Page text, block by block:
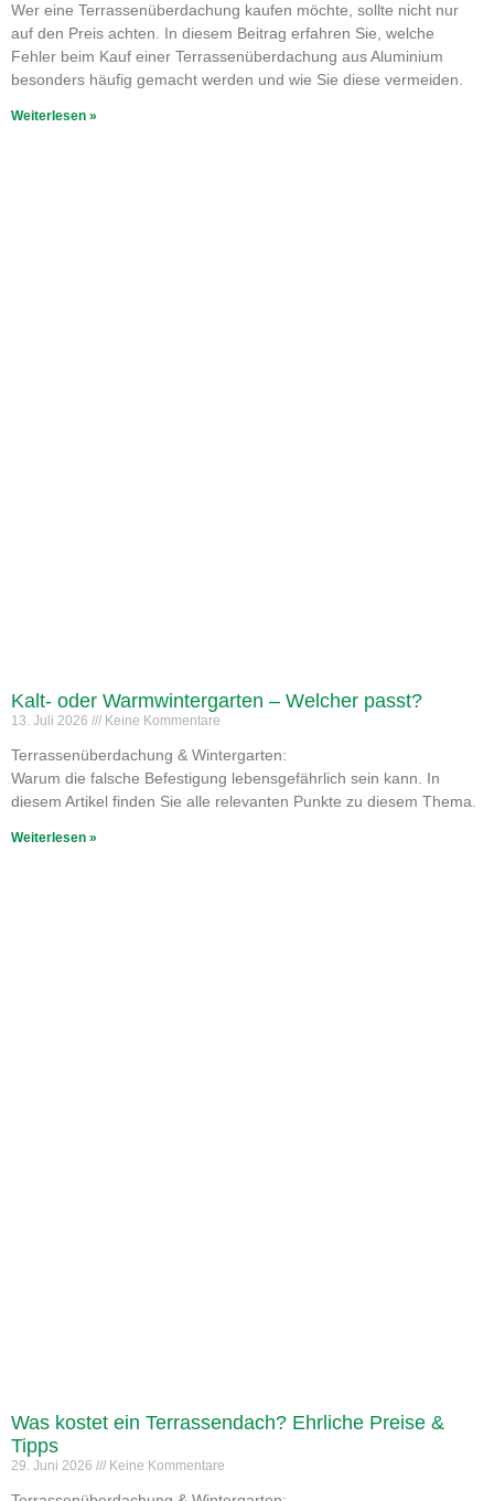
Wer eine Terrassenüberdachung kaufen möchte, sollte nicht nur
auf den Preis achten. In diesem Beitrag erfahren Sie, welche
Fehler beim Kauf einer Terrassenüberdachung aus Aluminium
besonders häufig gemacht werden und wie Sie diese vermeiden.
Weiterlesen »
Kalt- oder Warmwintergarten – Welcher passt?
13. Juli 2026 Keine Kommentare
Terrassenüberdachung & Wintergarten:
Warum die falsche Befestigung lebensgefährlich sein kann. In
diesem Artikel finden Sie alle relevanten Punkte zu diesem Thema.
Weiterlesen »
Was kostet ein Terrassendach? Ehrliche Preise &
Tipps
29. Juni 2026 Keine Kommentare